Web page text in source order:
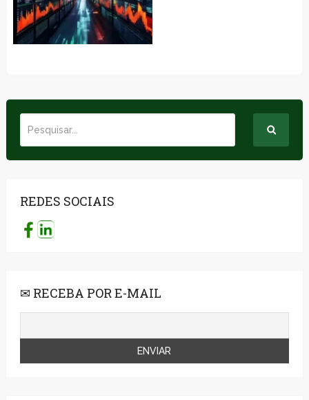
REDES SOCIAIS
✉ RECEBA POR E-MAIL